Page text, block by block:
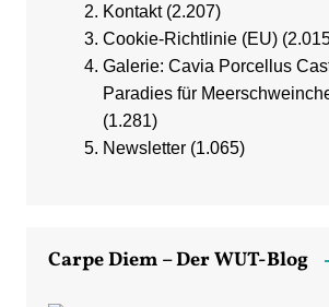
Kontakt (2.207)
Cookie-Richtlinie (EU)
Galerie: Cavia Porcellus
Paradies für
(1.281)
Newsletter (1.065)
Carpe Diem – Der WUT-Blog